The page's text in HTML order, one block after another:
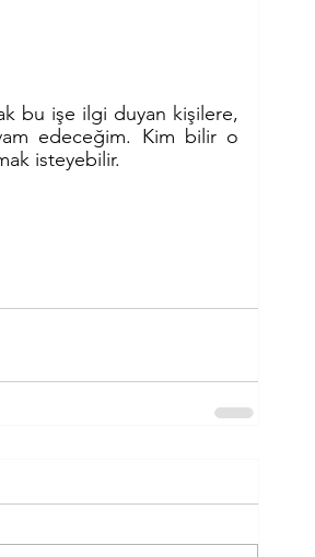
bu işe ilgi duyan kişilere,
edeceğim. Kim bilir o
isteyebilir.